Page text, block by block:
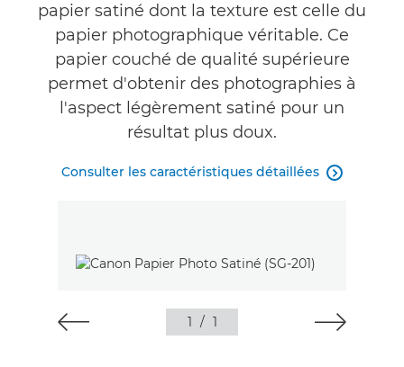
papier satiné dont la texture est celle du
papier photographique véritable. Ce
papier couché de qualité supérieure
permet d'obtenir des photographies à
l'aspect légèrement satiné pour un
résultat plus doux.
Consulter les caractéristiques détaillées 
1 / 1